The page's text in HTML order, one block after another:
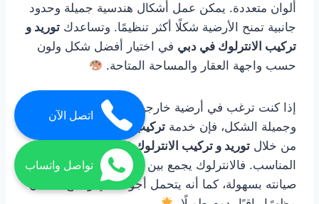
ألوان متعددة. يمكن عمل أشكال هندسية جميلة وحدود
جانبية تمنح الأرضية شكلًا أكثر تنظيمًا. وتساعدك توريد و
تركيب الانترلوك في دبي في اختيار أفضل شكل ولون
حسب واجهة العقار والمساحة المتاحة.
إذا كنت ترغب في أرضية خارجية قوية وسهلة التنظيف
وجميلة الشكل، فإن خدمة تركيب بلاط انترلوك في دبي
من خلال توريد و تركيب الانترلوك في دبي
المناسب. فالانترلوك يجمع بين المتانة والجمال، ويمكن
صيانته بسهولة، كما أنه يتحمل أجواء دبي ويمنح المكان
اتصل الآن
تواصل واتساب